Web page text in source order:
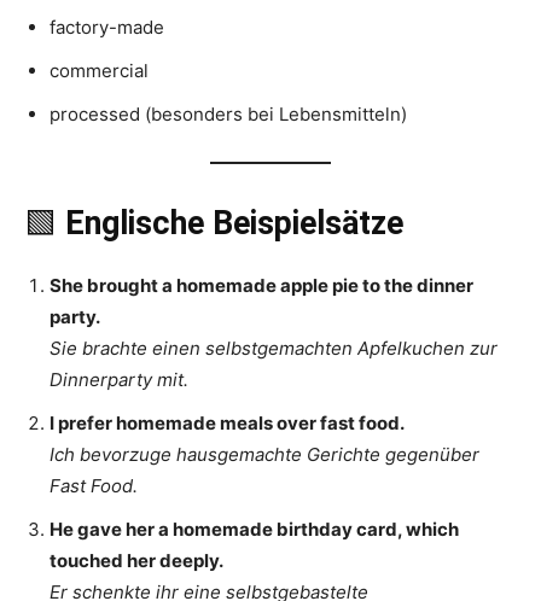
factory-made
commercial
processed (besonders bei Lebensmitteln)
🟩 Englische Beispielsätze
She brought a homemade apple pie to the dinner
party.
Sie brachte einen selbstgemachten Apfelkuchen zur
Dinnerparty mit.
I prefer homemade meals over fast food.
Ich bevorzuge hausgemachte Gerichte gegenüber
Fast Food.
He gave her a homemade birthday card, which
touched her deeply.
Er schenkte ihr eine selbstgebastelte